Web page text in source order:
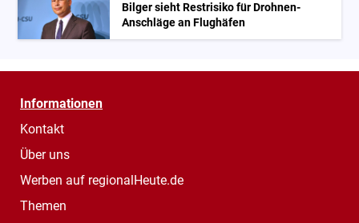
Bilger sieht Restrisiko für Drohnen-
Anschläge an Flughäfen
Informationen
Kontakt
Über uns
Werben auf regionalHeute.de
Themen